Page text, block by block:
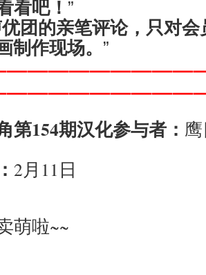
看吧！ ”
团的亲笔评论，只对会
制作现场。 ”
第154期汉化参与者：
2月11日
萌啦~~